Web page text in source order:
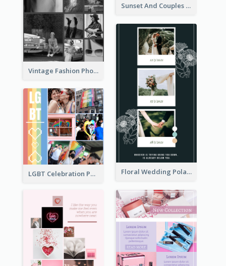
Sunset And Couples Photo Collage
Vintage Fashion Photo Collage
Floral Wedding Polaroid Photo Collage
LGBT Celebration Photo Collage